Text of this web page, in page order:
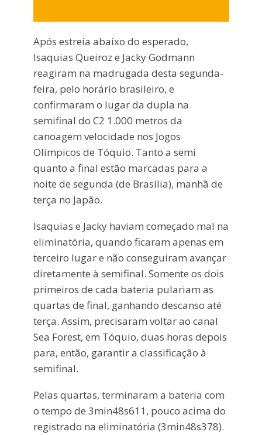
Após estreia abaixo do esperado,
Isaquias Queiroz e Jacky Godmann
reagiram na madrugada desta segunda-
feira, pelo horário brasileiro, e
confirmaram o lugar da dupla na
semifinal do C2 1.000 metros da
canoagem velocidade nos Jogos
Olímpicos de Tóquio. Tanto a semi
quanto a final estão marcadas para a
noite de segunda (de Brasília), manhã de
terça no Japão.
Isaquias e Jacky haviam começado mal na
eliminatória, quando ficaram apenas em
terceiro lugar e não conseguiram avançar
diretamente à semifinal. Somente os dois
primeiros de cada bateria pulariam as
quartas de final, ganhando descanso até
terça. Assim, precisaram voltar ao canal
Sea Forest, em Tóquio, duas horas depois
para, então, garantir a classificação à
semifinal.
Pelas quartas, terminaram a bateria com
o tempo de 3min48s611, pouco acima do
registrado na eliminatória (3min48s378).